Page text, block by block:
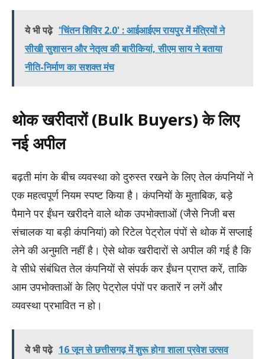
ये भी पढ़े 'चिंतन शिविर 2.0' : आईआईएम रायपुर में मंत्रियों ने
सीखी सुशासन और नेतृत्व की बारीकियां, सीएम साय ने बताया
नीति-निर्माण का सशक्त मंच
थोक खरीदारों (Bulk Buyers) के लिए
नई अपील
बढ़ती मांग के बीच व्यवस्था को दुरुस्त रखने के लिए तेल कंपनियों ने
एक महत्वपूर्ण नियम स्पष्ट किया है। कंपनियों के मुताबिक, बड़े
पैमाने पर ईंधन खरीदने वाले थोक उपभोक्ताओं (जैसे निजी बस
संचालक या बड़ी कंपनियां) को रिटेल पेट्रोल पंपों से थोक में सप्लाई
लेने की अनुमति नहीं है। ऐसे थोक खरीदारों से अपील की गई है कि
वे सीधे संबंधित तेल कंपनियों से संपर्क कर ईंधन प्राप्त करें, ताकि
आम उपभोक्ताओं के लिए पेट्रोल पंपों पर कतारें न लगें और
व्यवस्था प्रभावित न हो।
ये भी पढ़े 16 जून से छत्तीसगढ़ में शुरू होगा शाला प्रवेश उत्सव